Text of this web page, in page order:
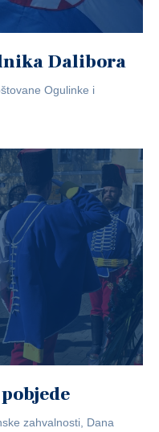
Dalibora
Ogulinke i
zahvalnosti, Dana